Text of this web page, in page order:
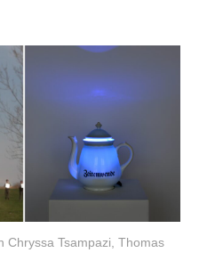
Chryssa Tsampazi, Thomas